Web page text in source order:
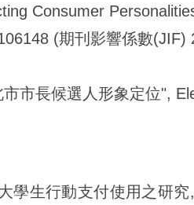
Consumer
(期刊影響係數(JIF)
市長候選人形象定位",
學生行動支付使用之研究